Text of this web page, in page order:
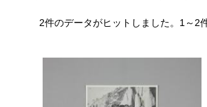
2件のデータがヒットしました。1～2